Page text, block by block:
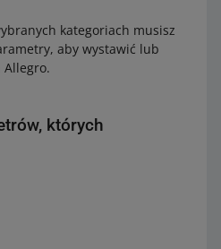
kategoriach musisz
aby wystawić lub
Allegro.
których